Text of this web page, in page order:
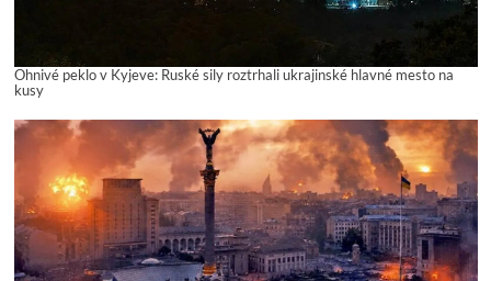
Ohnivé peklo v Kyjeve: Ruské sily roztrhali ukrajinské hlavné mesto na
kusy